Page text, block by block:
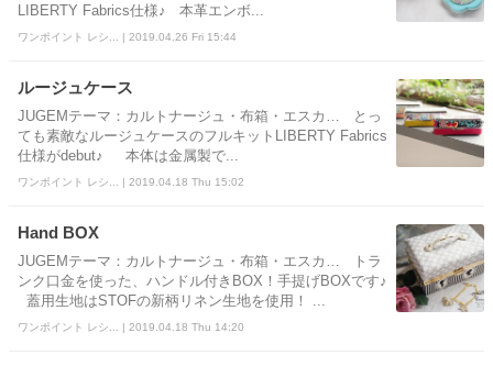
LIBERTY Fabrics仕様♪ 本革エンボ...
ワンポイント レシ... | 2019.04.26 Fri 15:44
ルージュケース
JUGEMテーマ：カルトナージュ・布箱・エスカ… とっ
ても素敵なルージュケースのフルキットLIBERTY Fabrics
仕様がdebut♪ 本体は金属製で...
ワンポイント レシ... | 2019.04.18 Thu 15:02
Hand BOX
JUGEMテーマ：カルトナージュ・布箱・エスカ… トラ
ンク口金を使った、ハンドル付きBOX！手提げBOXです♪
蓋用生地はSTOFの新柄リネン生地を使用！ ...
ワンポイント レシ... | 2019.04.18 Thu 14:20